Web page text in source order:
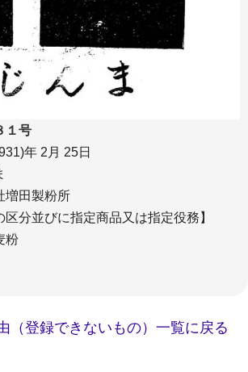
１号
年 2月 25日
増田製粉所
区分並びに指定商品又は指定役務】
粉
（登録できないもの）一覧に戻る